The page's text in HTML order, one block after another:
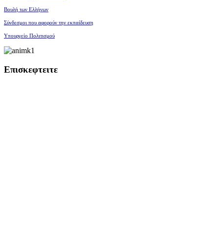
Βουλή των Ελλήνων
Σύνδεσμοι που αφορούν την εκπαίδευση
Υπουργείο Πολιτισμού
Επισκεφτειτε